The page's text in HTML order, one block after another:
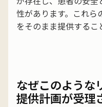
性があります。これら
をそのまま提供するこ
なぜこのような
提供計画が受理